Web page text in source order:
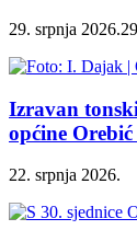
29. srpnja 2026.
Izravan
općine
22. srpnja 2026.